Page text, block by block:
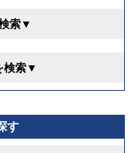
索▼
検索▼
す